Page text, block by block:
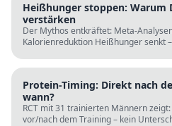
Heißhunger stoppen: Warum
verstärken
Der Mythos entkräftet: Meta-
Kalorienreduktion Heißhunger senkt
Protein-Timing: Direkt nach
wann?
RCT mit 31 trainierten Männern
vor/nach dem Training – kein